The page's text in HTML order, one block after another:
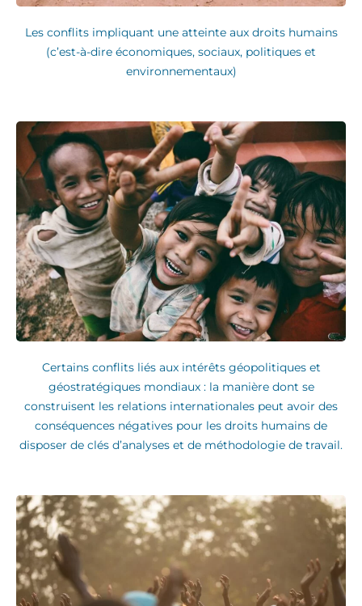
Les conflits impliquant une atteinte aux droits humains
(c’est-à-dire économiques, sociaux, politiques et
environnementaux)
Certains conflits liés aux intérêts géopolitiques et
géostratégiques mondiaux : la manière dont se
construisent les relations internationales peut avoir des
conséquences négatives pour les droits humains de
disposer de clés d’analyses et de méthodologie de travail.